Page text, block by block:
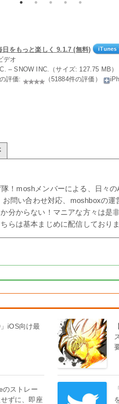
日をもっと楽しく 9.1.7 (無料)
デオ
– SNOW INC.（サイズ: 127.75 MB）
評価:
（51884件の評価）
！moshメンバーによる、日々の
お問い合わせ対応、moshboxの運
分からない！マニアな方々は是
らは基本まじめに配信しておりま
iOS向け最
のストレー
ずに、即座